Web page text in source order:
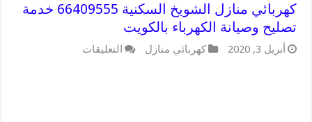
كهربائي منازل الشويخ السكنية 66409555 خدمة
تصليح وصيانة الكهرباء بالكويت
أبريل 3, 2020 كهربائي منازل التعليقات